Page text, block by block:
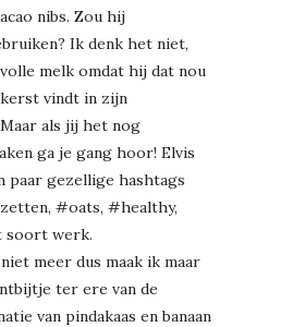
nibs. Zou hij
Ik denk het niet,
melk omdat hij dat nou
vindt in zijn
als jij het nog
ga je gang hoor! Elvis
paar gezellige hashtags
#oats, #healthy,
soort werk.
meer dus maak ik maar
ter ere van de
van pindakaas en banaan